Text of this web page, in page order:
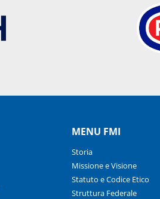
MENU FMI
Storia
Missione e Visione
Statuto e Codice Etico
Struttura Federale